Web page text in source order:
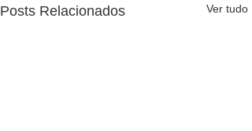
Posts Relacionados Ver tudo